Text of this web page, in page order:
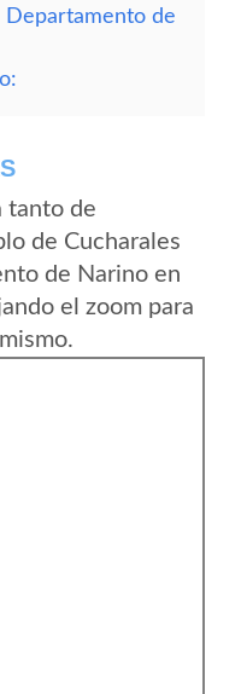
Departamento de
tanto de
de Cucharales
de Narino en
el zoom para